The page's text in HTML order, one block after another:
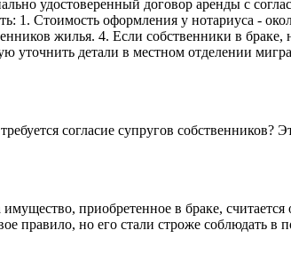
удостоверенный договор аренды с
1. Стоимость оформления у нотариуса -
жилья. 4. Если собственники в
уточнить детали в местном отделении
согласие супругов собственников?
имущество, приобретенное в браке,
правило, но его стали строже соблюдать в